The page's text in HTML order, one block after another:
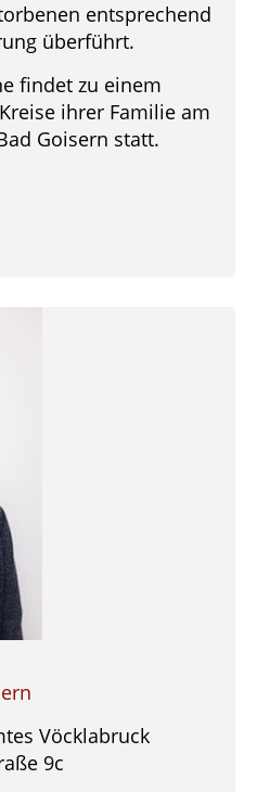
entsprechend
überführt.
findet zu einem
ihrer Familie am
Goisern statt.
Vöcklabruck
9c